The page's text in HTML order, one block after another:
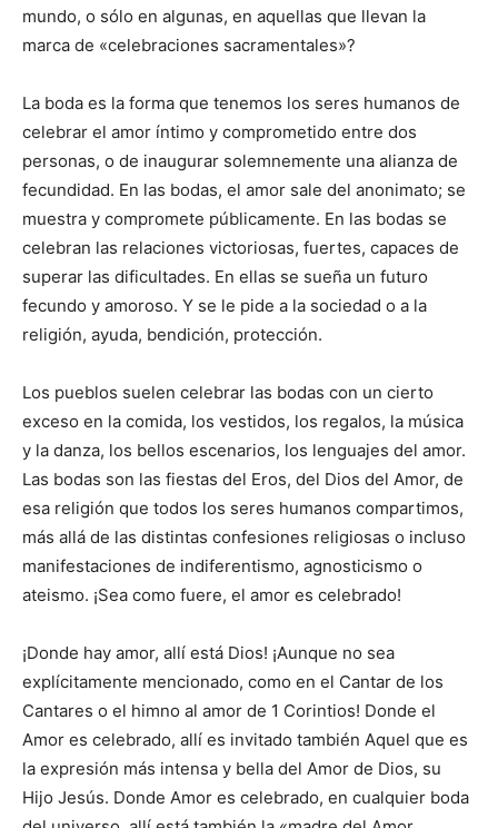
mundo, o sólo en algunas, en aquellas que llevan la
marca de «celebraciones sacramentales»?
La boda es la forma que tenemos los seres humanos de
celebrar el amor íntimo y comprometido entre dos
personas, o de inaugurar solemnemente una alianza de
fecundidad. En las bodas, el amor sale del anonimato; se
muestra y compromete públicamente. En las bodas se
celebran las relaciones victoriosas, fuertes, capaces de
superar las dificultades. En ellas se sueña un futuro
fecundo y amoroso. Y se le pide a la sociedad o a la
religión, ayuda, bendición, protección.
Los pueblos suelen celebrar las bodas con un cierto
exceso en la comida, los vestidos, los regalos, la música
y la danza, los bellos escenarios, los lenguajes del amor.
Las bodas son las fiestas del Eros, del Dios del Amor, de
esa religión que todos los seres humanos compartimos,
más allá de las distintas confesiones religiosas o incluso
manifestaciones de indiferentismo, agnosticismo o
ateismo. ¡Sea como fuere, el amor es celebrado!
¡Donde hay amor, allí está Dios! ¡Aunque no sea
explícitamente mencionado, como en el Cantar de los
Cantares o el himno al amor de 1 Corintios! Donde el
Amor es celebrado, allí es invitado también Aquel que es
la expresión más intensa y bella del Amor de Dios, su
Hijo Jesús. Donde Amor es celebrado, en cualquier boda